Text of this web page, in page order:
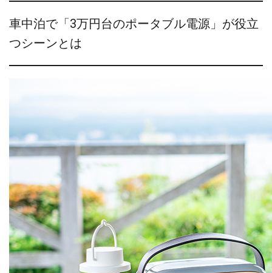
車中泊で「3万円台のポータブル電源」が役立
つシーンとは